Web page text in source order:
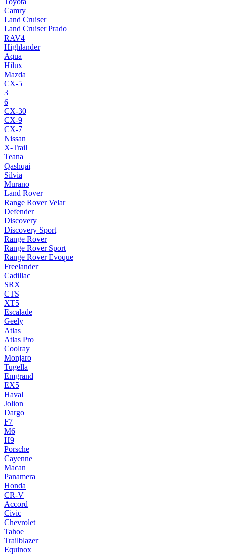
Camry
Land Cruiser
Land Cruiser Prado
RAV4
Highlander
Aqua
Hilux
Mazda
CX-5
3
6
CX-30
CX-9
CX-7
Nissan
X-Trail
Teana
Qashqai
Silvia
Murano
Land Rover
Range Rover Velar
Defender
Discovery
Discovery Sport
Range Rover
Range Rover Sport
Range Rover Evoque
Freelander
Cadillac
SRX
CTS
XT5
Escalade
Geely
Atlas
Atlas Pro
Coolray
Monjaro
Tugella
Emgrand
EX5
Haval
Jolion
Dargo
F7
M6
H9
Porsche
Cayenne
Macan
Panamera
Honda
CR-V
Accord
Civic
Chevrolet
Tahoe
Trailblazer
Equinox